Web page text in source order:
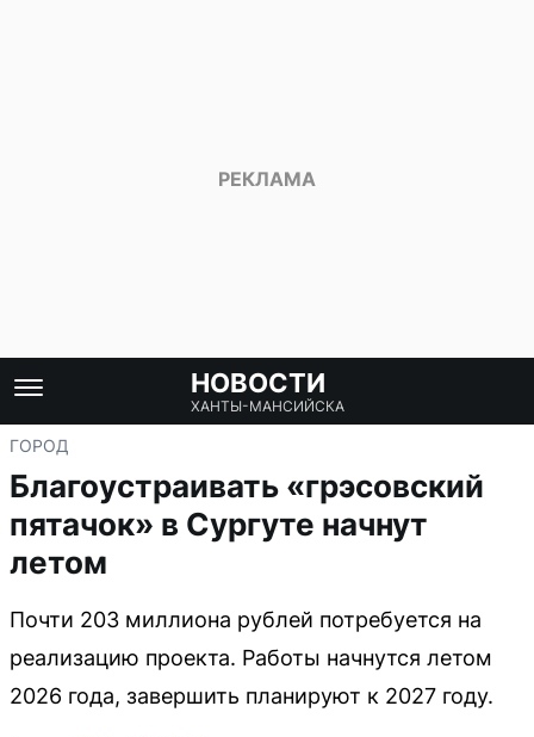
НОВОСТИ
ХАНТЫ-МАНСИЙСКА
ГОРОД
Благоустраивать «грэсовский
пятачок» в Сургуте начнут
летом
Почти 203 миллиона рублей потребуется на
реализацию проекта. Работы начнутся летом
2026 года, завершить планируют к 2027 году.